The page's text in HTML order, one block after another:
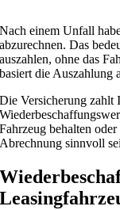
Nach einem Unfall
abzurechnen. Das
auszahlen, ohne das
basiert die Auszahlung
Die Versicherung zahlt
Fahrzeug behalten
Abrechnung sinnvoll